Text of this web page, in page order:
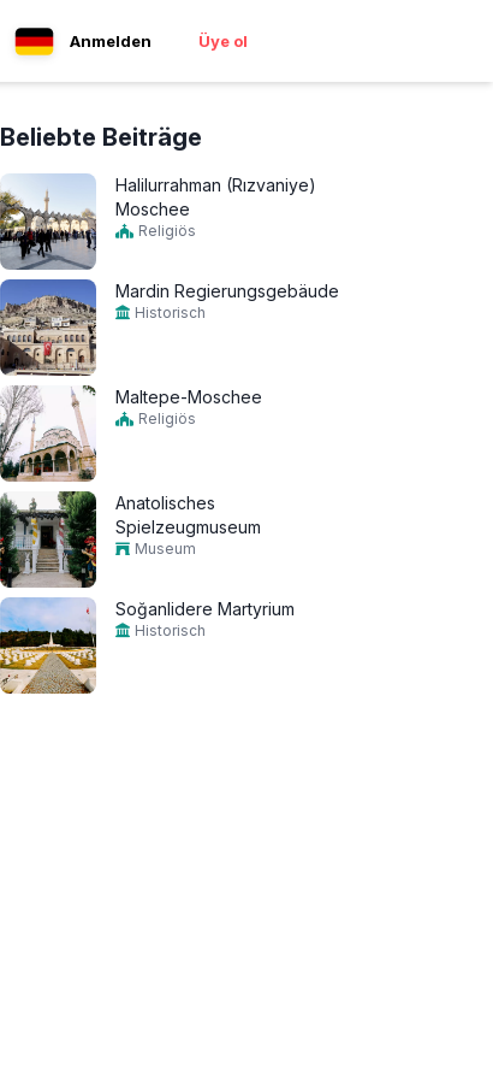
Anmelden Üye ol
Beliebte Beiträge
Halilurrahman (Rızvaniye)
Moschee
Religiös
Mardin Regierungsgebäude
Historisch
Maltepe-Moschee
Religiös
Anatolisches
Spielzeugmuseum
Museum
Soğanlidere Martyrium
Historisch